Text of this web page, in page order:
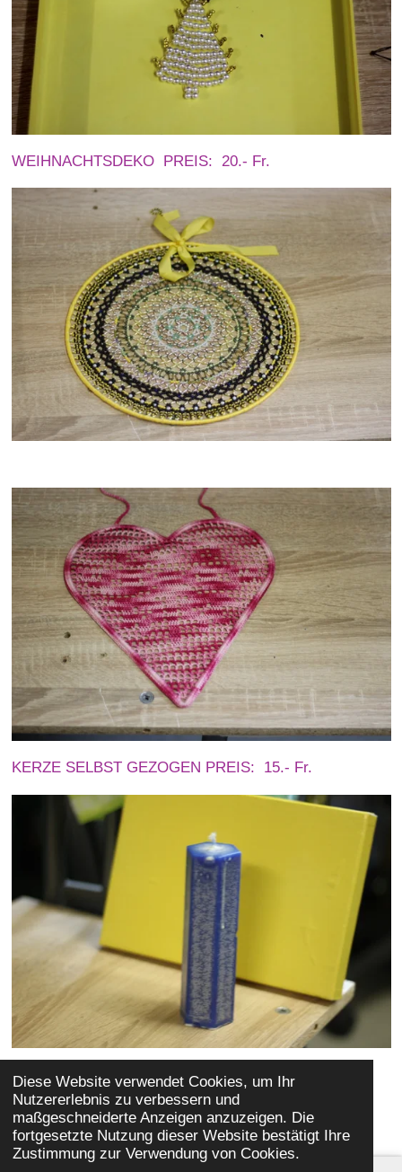
Diese Website verwendet Cookies, um Ihr
Nutzererlebnis zu verbessern und
maßgeschneiderte Anzeigen anzuzeigen. Die
fortgesetzte Nutzung dieser Website bestätigt Ihre
Zustimmung zur Verwendung von Cookies.
WEIHNACHTSDEKO PREIS: 20.- Fr.
KERZE SELBST GEZOGEN PREIS: 15.- Fr.
© 2023 - 2026 SANDYSSCHMUCK